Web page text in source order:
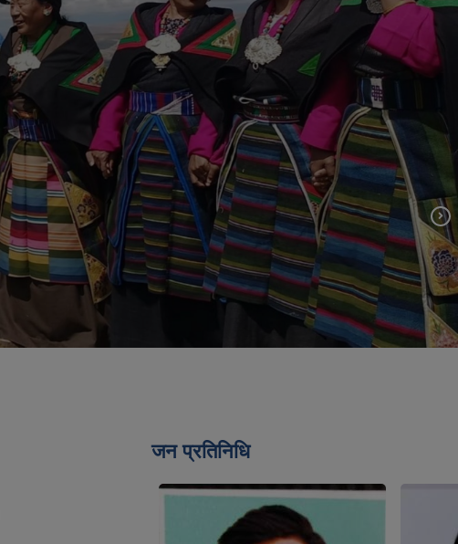
जन प्रतिनिधि